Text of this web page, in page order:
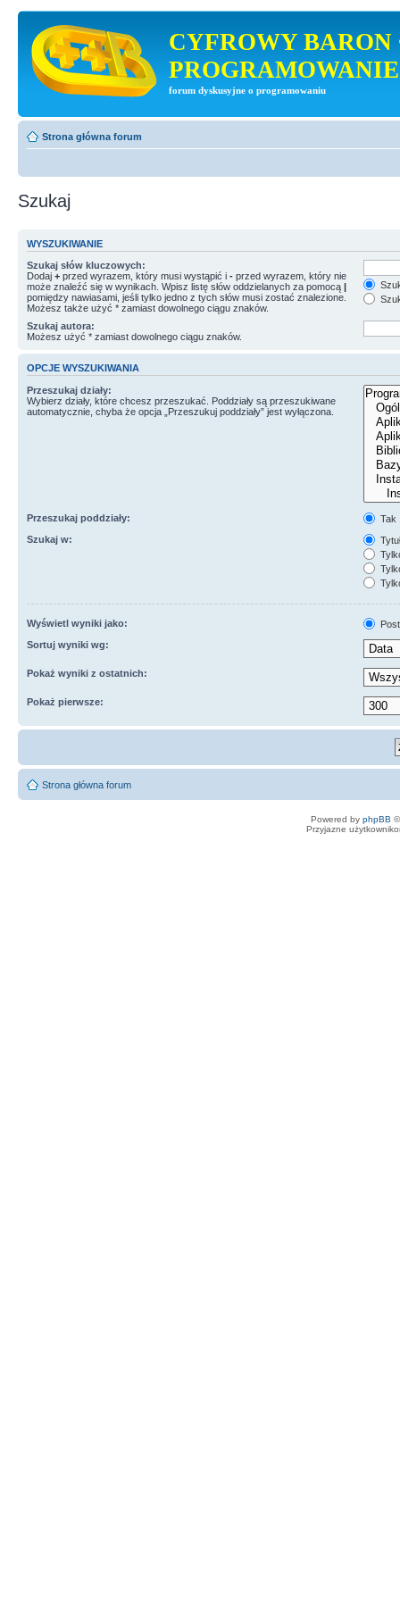
CYFROWY BARON
PROGRAMOWANIE
forum dyskusyjne o programowaniu
Strona główna forum
Szukaj
WYSZUKIWANIE
Szukaj słów kluczowych:
Dodaj + przed wyrazem, który musi wystąpić i - przed wyrazem, który nie
może znaleźć się w wynikach. Wpisz listę słów oddzielanych za pomocą |
pomiędzy nawiasami, jeśli tylko jedno z tych słów musi zostać znalezione.
Możesz także użyć * zamiast dowolnego ciągu znaków.
Szukaj autora:
Możesz użyć * zamiast dowolnego ciągu znaków.
OPCJE WYSZUKIWANIA
Przeszukaj działy:
Wybierz działy, które chcesz przeszukać. Poddziały są przeszukiwane
automatycznie, chyba że opcja „Przeszukuj poddziały” jest wyłączona.
Przeszukaj poddziały:
Tak
Szukaj w:
Wyświetl wyniki jako:
Sortuj wyniki wg:
Pokaż wyniki z ostatnich:
Pokaż pierwsze:
Strona główna forum
Powered by phpBB
Przyjazne